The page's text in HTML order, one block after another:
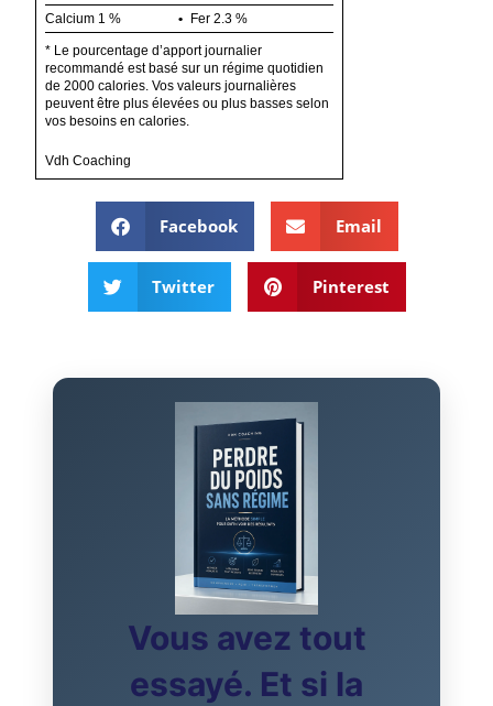
Calcium 1 % Fer2.3 %
* Le pourcentage d’apport journalier
recommandé est basé sur un régime quotidien
de 2000 calories. Vos valeurs journalières
peuvent être plus élevées ou plus basses selon
vos besoins en calories.
Vdh Coaching
Facebook Email
Twitter Pinterest
Vous avez tout
essayé. Et si la